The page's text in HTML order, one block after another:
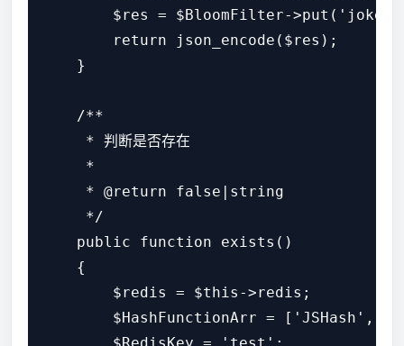
$res = $BloomFilter-
        return json_encode($res);
    }
    /**
     * 判断是否存在
     *
     * @return false|string
     */
    public function exists()
    {
        $redis = $this->redis;
$HashFunctionArr = ['JSHash',